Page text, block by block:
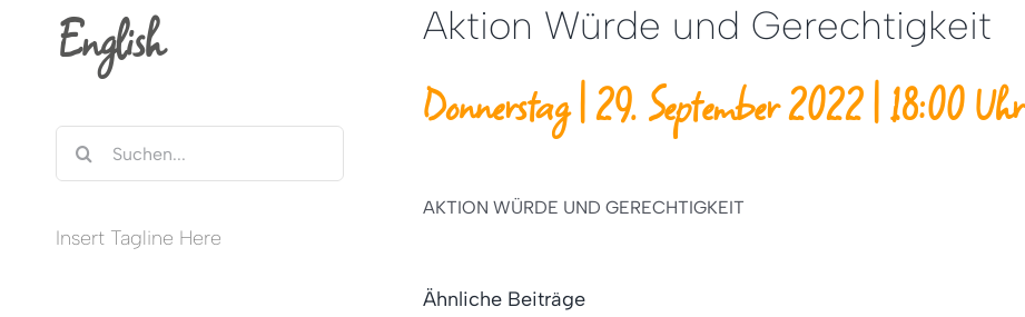
English
Insert Tagline Here
Aktion Würde und Gerechtigkeit
Donnerstag | 29. September 2022 | 18:00 Uhr
AKTION WÜRDE UND GERECHTIGKEIT
Ähnliche Beiträge